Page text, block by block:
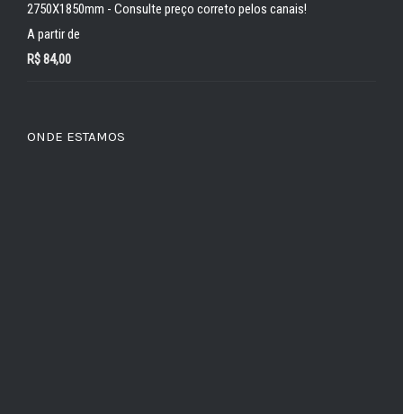
2750X1850mm - Consulte preço correto pelos canais!
A partir de
R$84,00
ONDE ESTAMOS